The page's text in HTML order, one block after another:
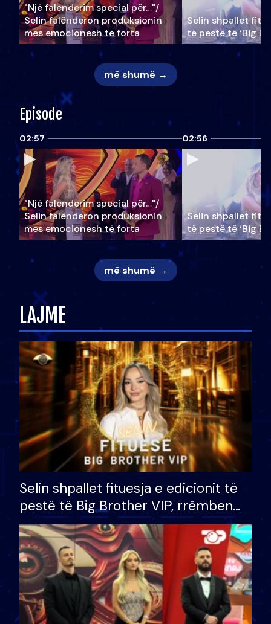
"Një falenderim special për…"/
Selin falënderon produksionin
mes emocionesh të forta
Selin shpallet
të pestë të ‘Big
më shumë →
Episode
02:57
"Një falenderim special për…"/
Selin falënderon produksionin
mes emocionesh të forta
02:56
Selin shpallet
të pestë të ‘Big
më shumë →
LAJME
Selin shpallet fituesja e edicionit të
pestë të Big Brother VIP, rrëmben
çmimin e madh prej 100 mijë eurosh